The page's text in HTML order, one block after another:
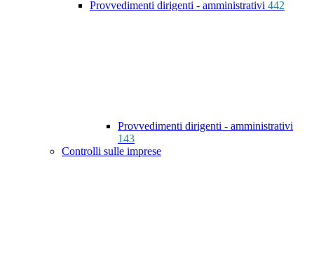
Provvedimenti dirigenti - amministrativi 442
Provvedimenti dirigenti - amministrativi
143
Controlli sulle imprese